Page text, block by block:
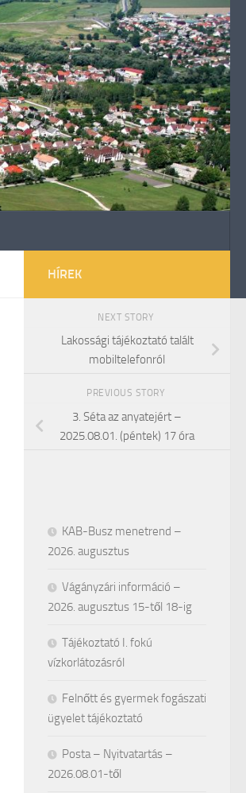
HÍREK
NEXT STORY
Lakossági tájékoztató talált
mobiltelefonról
PREVIOUS STORY
3. Séta az anyatejért –
2025.08.01. (péntek) 17 óra
KAB-Busz menetrend –
2026. augusztus
Vágányzári információ –
2026. augusztus 15-től 18-ig
Tájékoztató I. fokú
vízkorlátozásról
Felnőtt és gyermek fogászati
ügyelet tájékoztató
Posta – Nyitvatartás –
2026.08.01-től